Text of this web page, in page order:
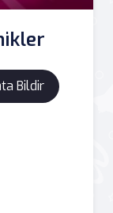
Bildir